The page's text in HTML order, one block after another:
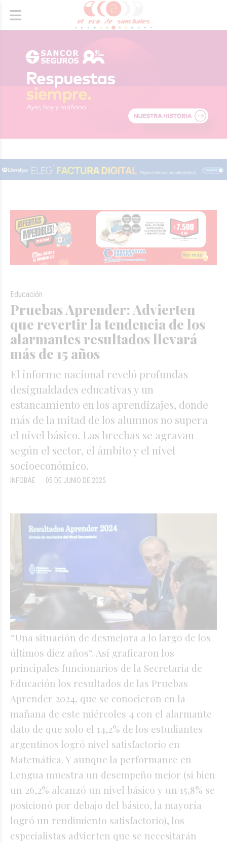
Pruebas Aprender: Advierten
que revertir la tendencia de los
alarmantes resultados llevará
más de 15 años
El informe nacional reveló profundas
desigualdades educativas y un
estancamiento en los aprendizajes, donde
más de la mitad de los alumnos no supera
el nivel básico. Las brechas se agravan
según el sector, el ámbito y el nivel
socioeconómico.
Educación
05 DE JUNIO DE 2025
INFOBAE
″Una situación de desmejora a lo largo de los
últimos diez años“. Así graficaron los
principales funcionarios de la Secretaria de
Educación los resultados de las Pruebas
Aprender 2024, que se conocieron en la
mañana de este miércoles 4 con el alarmante
dato de que solo el 14,2% de los estudiantes
argentinos logró nivel satisfactorio en
Matemática. Y aunque la performance en
Lengua muestra un desempeño mejor (si bien
un 26,2% alcanzó un nivel básico y un 15,8% se
posicionó por debajo del básico, la mayoría
logró un rendimiento satisfactorio), los
especialistas advierten que se necesitarán